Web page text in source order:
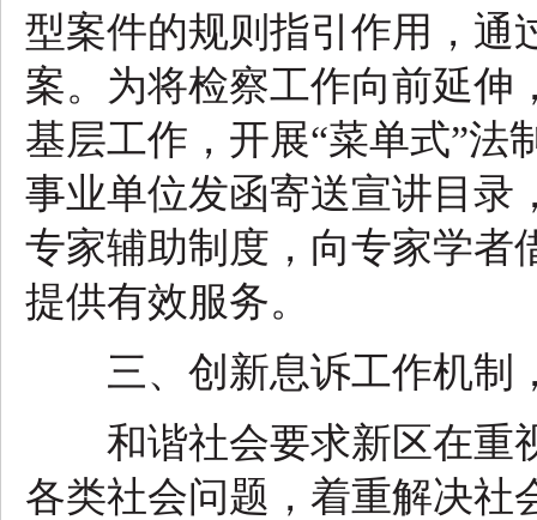
型案件的规则指引作用，通
案。为将检察工作向前延伸
基层工作，开展“菜单式”法
事业单位发函寄送宣讲目录
专家辅助制度，向专家学者
提供有效服务。
三、创新息诉工作机制
和谐社会要求新区在重
各类社会问题，着重解决社